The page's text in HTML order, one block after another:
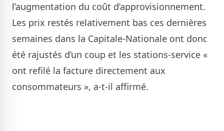
l’augmentation du coût d’approvisionnement.
Les prix restés relativement bas ces dernières
semaines dans la Capitale-Nationale ont donc
été rajustés d’un coup et les stations-service «
ont refilé la facture directement aux
consommateurs », a-t-il affirmé.